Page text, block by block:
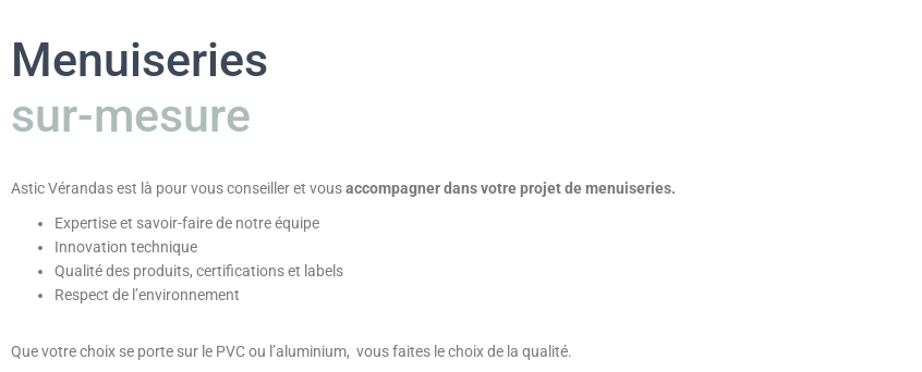
Menuiseries
sur-mesure
Astic Vérandas est là pour vous conseiller et vousaccompagner dans votre projet de menuiseries.
Expertise et savoir-faire de notre équipe
Innovation technique
Qualité des produits, certifications et labels
Respect de l’environnement
Que votre choix se porte sur le PVC ou l’aluminium, vous faites le choix de la qualité.